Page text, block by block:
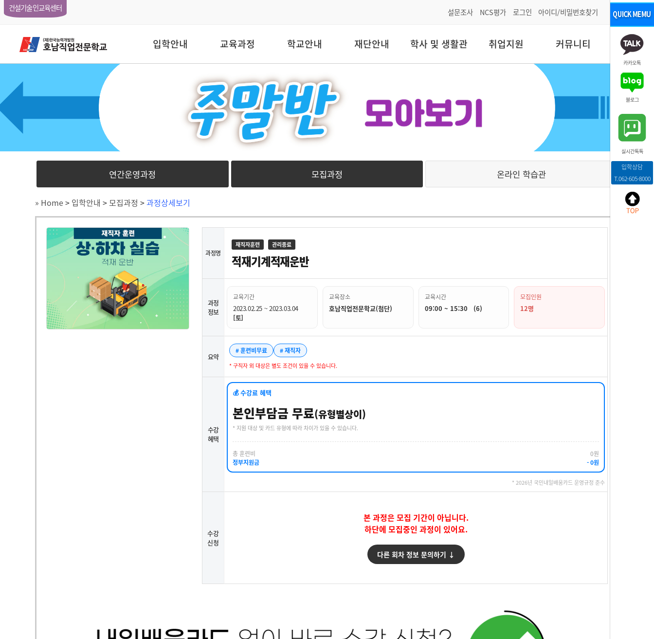
건설기술인교육센터 설문조사 NCS평가 로그인 아이디/비밀번호찾기
입학안내 교육과정 학교안내 재단안내 학사 및 생활관 취업지원 커뮤니티
연간운영과정 모집과정 온라인 학습관
» Home> 입학안내 > 모집과정 >과정상세보기
과정명
재직자훈련 관리종료
적재기계적재운반
과정
정보
교육기간
2023.02.25 ~ 2023.03.04
[토]
교육장소
호남직업전문학교(첨단)
교육시간
09:00 ~ 15:30 (6)
모집인원
12명
요약
# 훈련비무료 # 재직자
* 구직자 외 대상은 별도 조건이 있을 수 있습니다.
수강
혜택
💰 수강료 혜택
본인부담금 무료(유형별상이)
* 지원 대상 및 카드 유형에 따라 차이가 있을 수 있습니다.
총 훈련비
0원
정부지원금
- 0원
* 2026년 국민내일배움카드 운영규정 준수
수강
신청
본 과정은 모집 기간이 아닙니다.
하단에 모집중인 과정이 있어요.
다른 회차 정보 문의하기 ↓
카카오톡
블로그
실시간톡톡
입학상담
T.062-605-8000